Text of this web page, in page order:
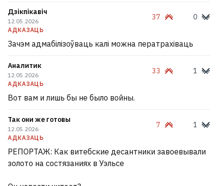
Дзікпікавіч
12.05.2026
АДКАЗАЦЬ
37 0
Зачэм адмабілізоўваць калі можна ператрахіваць
Аналитик
12.05.2026
АДКАЗАЦЬ
33 1
Вот вам и лишь бы не было войны.
Так они же готовы
12.05.2026
АДКАЗАЦЬ
7 1
РЕПОРТАЖ: Как витебские десантники завоевывали
золото на состязаниях в Уэльсе